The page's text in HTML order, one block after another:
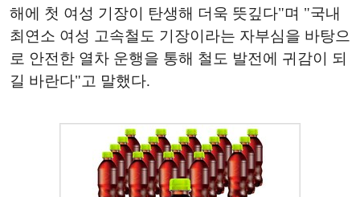
해에 첫 여성 기장이 탄생해 더욱 뜻깊다"며 "국내
최연소 여성 고속철도 기장이라는 자부심을 바탕으
로 안전한 열차 운행을 통해 철도 발전에 귀감이 되
길 바란다"고 말했다.